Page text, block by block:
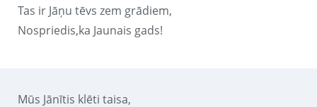
Tas ir Jāņu tēvs zem grādiem,
Nospriedis,ka Jaunais gads!
Mūs Jānītis klēti taisa,